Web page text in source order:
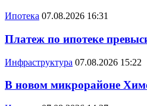
Ипотека 07.08.2026 16:31
Платеж по ипотеке
Инфраструктура 07.08.2026 15:22
В новом микрорайоне